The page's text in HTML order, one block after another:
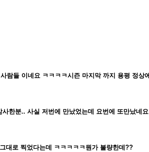
람들 이네요 ㅋㅋㅋㅋ시즌 마지막 까지 용평 정상
한분.. 사실 저번에 만났었는데 요번에 또만났네
대로 찍었다는데 ㅋㅋㅋㅋㅋ뭔가 불량한데??